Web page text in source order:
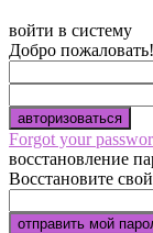
войти в систему
Добро
Forgot your
восстановление
Восстановите